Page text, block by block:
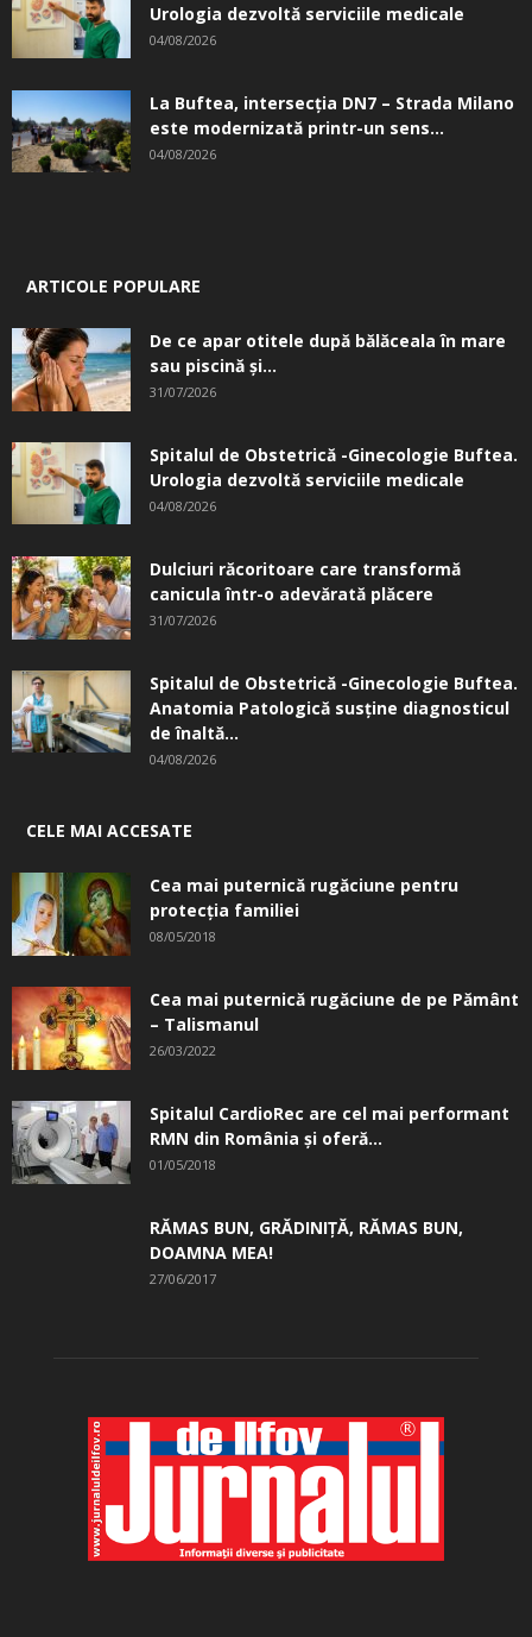
Urologia dezvoltă serviciile medicale
04/08/2026
La Buftea, intersecţia DN7 – Strada Milano
este modernizată printr-un sens...
04/08/2026
ARTICOLE POPULARE
De ce apar otitele după bălăceala în mare
sau piscină și...
31/07/2026
Spitalul de Obstetrică -Ginecologie Buftea.
Urologia dezvoltă serviciile medicale
04/08/2026
Dulciuri răcoritoare care transformă
canicula într-o adevărată plăcere
31/07/2026
Spitalul de Obstetrică -Ginecologie Buftea.
Anatomia Patologică susţine diagnosticul
de înaltă...
04/08/2026
CELE MAI ACCESATE
Cea mai puternică rugăciune pentru
protecția familiei
08/05/2018
Cea mai puternică rugăciune de pe Pământ
– Talismanul
26/03/2022
Spitalul CardioRec are cel mai performant
RMN din România și oferă...
01/05/2018
RĂMAS BUN, GRĂDINIŢĂ, ­RĂMAS BUN,
DOAMNA MEA!
27/06/2017